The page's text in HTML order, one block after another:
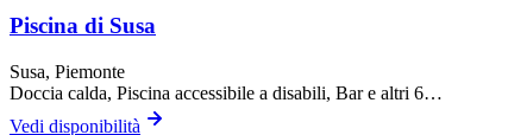
Piscina di Susa
Susa, Piemonte
Doccia calda, Piscina accessibile a disabili, Bare altri 6…
Vedi disponibilità